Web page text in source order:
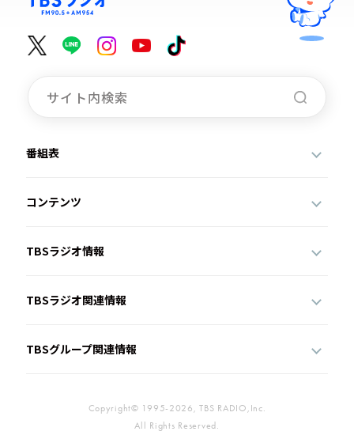
番組表
コンテンツ
TBSラジオ情報
TBSラジオ関連情報
TBSグループ関連情報
Copyright© 1995-2026, TBS RADIO,Inc.
All Rights Reserved.